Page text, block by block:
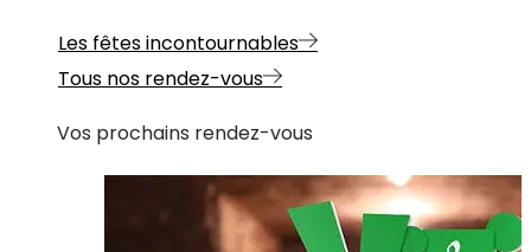
Les fêtes incontournables
Tous nos rendez-vous
Vos prochains rendez-vous